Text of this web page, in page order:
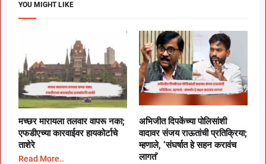
YOU MIGHT LIKE
मच्छर मारायला तलवार वापरू नका;
एफडीएच्या कारवाईवर हायकोर्टाचे
ताशेरे
Read More..
अभिजीत दिपकेंच्या पोलिसांशी
वादावर संजय राऊतांची प्रतिक्रिया;
म्हणाले, ‘संघर्षात हे सहन करावंच
लागतं’